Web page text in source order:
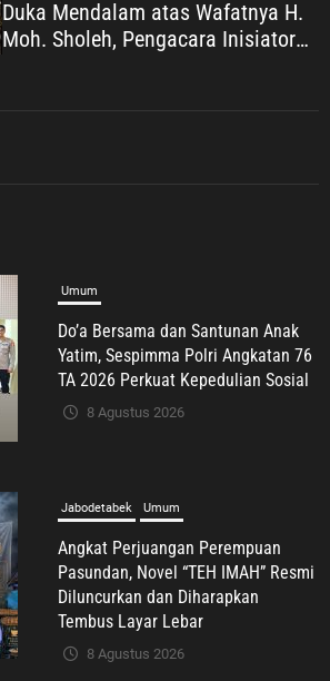
Duka Mendalam atas Wafatnya H.
Moh. Sholeh, Pengacara Inisiator
Do’a Bersama dan Santunan Anak
TA 2026 Perkuat Kepedulian Sosial
8 Agustus 2026
Angkat Perjuangan Perempuan
Diluncurkan dan Diharapkan
Tembus Layar Lebar
8 Agustus 2026